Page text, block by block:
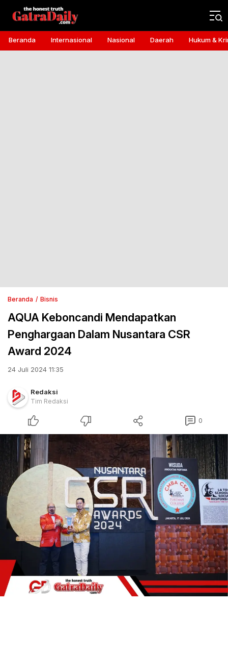
Gatra Daily
the honest truth
Beranda Internasional Nasional Daerah Hukum &
Beranda Bisnis
AQUA Keboncandi Mendapatkan
Penghargaan Dalam Nusantara CSR
Award 2024
24 Juli 2024 11:35
Redaksi
Tim Redaksi
0